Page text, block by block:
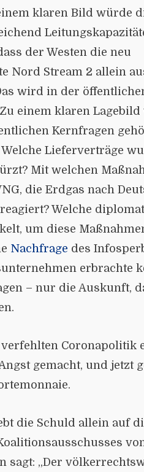
klaren Bild würde
der Westen die neu
Nord Stream 2 allein
wird in der
einem klaren
Kernfragen
Lieferverträge
Mit welchen
die Erdgas nach
Welche
um diese
Nachfrage des
erbrachte
– nur die Auskunft,
Coronapolitik
gemacht, und jetzt
die Schuld allein auf
sagt: „Der